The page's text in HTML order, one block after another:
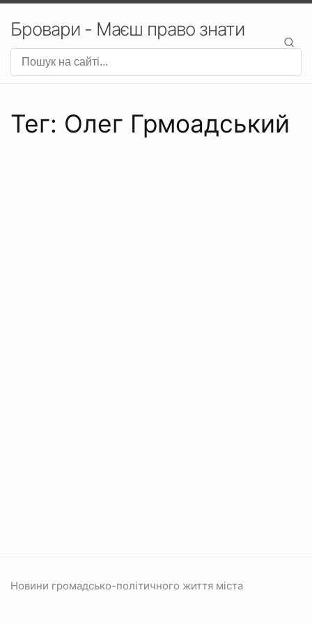
Бровари - Маєш право знати
Тег: Олег Грмоадський
Новини громадсько-політичного життя міста